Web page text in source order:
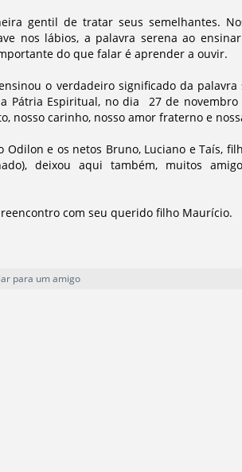
gentil de tratar seus semelhantes.
nos lábios, a palavra serena ao
do que falar é aprender a ouvir.
o verdadeiro significado da
Pátria Espiritual, no dia 27 de novembro
nosso carinho, nosso amor fraterno e
e os netos Bruno, Luciano e Taís,
deixou aqui também, muitos
com seu querido filho Maurício.
para um amigo